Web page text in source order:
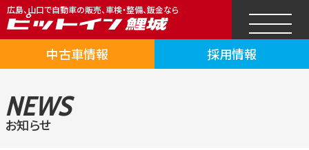
広島、山口で自動車の販売、車検・整備、鈑金なら
中古車情報 採用情報
NEWS
お知らせ